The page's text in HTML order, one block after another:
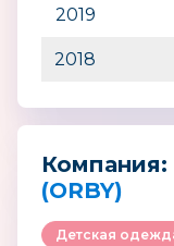
2019
2018
Компания:
(ORBY)